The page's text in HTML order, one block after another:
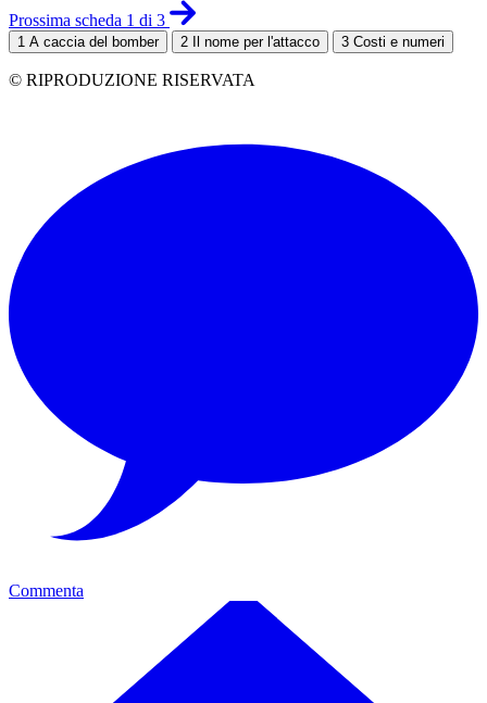
Prossima scheda 1 di 3
1 A caccia del bomber 2 Il nome per l'attacco 3 Costi e numeri
© RIPRODUZIONE RISERVATA
Commenta